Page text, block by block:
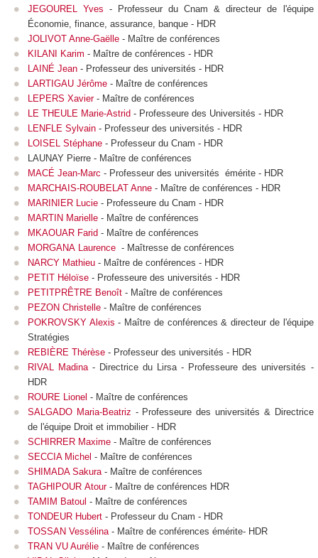
JEGOUREL Yves - Professeur du Cnam & directeur de l'équipe
Économie, finance, assurance, banque - HDR
JOLIVOT Anne-Gaëlle - Maître de conférences
KILANI Karim - Maître de conférences - HDR
LAINÉ Jean - Professeur des universités - HDR
LARTIGAU Jérôme - Maître de conférences
LEPERS Xavier- Maître de conférences
LE THEULE Marie-Astrid - Professeure des Universités - HDR
LENFLE Sylvain - Professeur des universités - HDR
LOISEL Stéphane - Professeur du Cnam - HDR
LAUNAY Pierre - Maître de conférences
MACÉ Jean-Marc - Professeur des universités émérite - HDR
MARCHAIS-ROUBELAT Anne - Maître de conférences - HDR
MARINIER Lucie - Professeure du Cnam - HDR
MARTIN Marielle - Maître de conférences
MKAOUAR Farid - Maître de conférences
MORGANA Laurence - Maîtresse de conférences
NARCY Mathieu - Maître de conférences - HDR
PETIT Héloïse - Professeure des universités - HDR
PETITPRÊTRE Benoît - Maître de conférences
PEZON Christelle - Maître de conférences
POKROVSKY Alexis - Maître de conférences & directeur de l'équipe
Stratégies
REBIÈRE Thérèse - Professeur des universités - HDR
RIVAL Madina - Directrice du Lirsa - Professeure des universités -
HDR
ROURE Lionel - Maître de conférences
SALGADO Maria-Beatriz - Professeure des universités & Directrice
de l'équipe Droit et immobilier - HDR
SCHIRRER Maxime - Maître de conférences
SECCIA Michel - Maître de conférences
SHIMADA Sakura - Maître de conférences
TAGHIPOUR Atour- Maître de conférences HDR
TAMIM Batoul - Maître de conférences
TONDEUR Hubert - Professeur du Cnam - HDR
TOSSAN Vessélina - Maître de conférences émérite- HDR
TRAN VU Aurélie - Maître de conférences